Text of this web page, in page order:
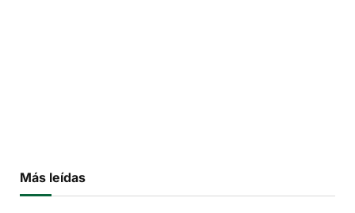
Más leídas